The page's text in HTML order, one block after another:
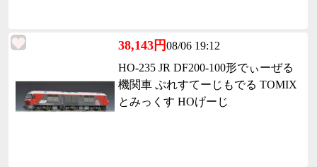
38,143円08/06 19:12
HO-235 JR DF200-100形でぃーぜる
機関車 ぷれすてーじもでる TOMIX
とみっくす HOげーじ